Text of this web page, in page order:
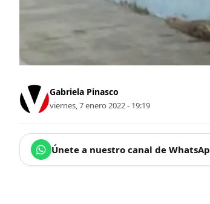
Gabriela Pinasco
viernes, 7 enero 2022 - 19:19
Únete a nuestro canal de